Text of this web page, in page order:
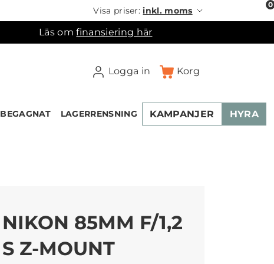
Visa priser:inkl. moms
Läs omfinansiering här
Logga in Korg
0
BEGAGNAT LAGERRENSNING KAMPANJER HYRA
NIKON 85MM F/1,2
S Z-MOUNT